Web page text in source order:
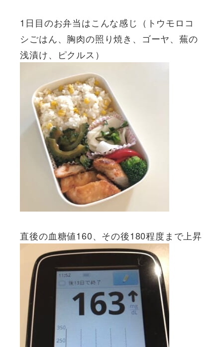
1日目のお弁当はこんな感じ（トウモロコ
シごはん、胸肉の照り焼き、ゴーヤ、蕪の
浅漬け、ピクルス）
直後の血糖値160、その後180程度まで上昇